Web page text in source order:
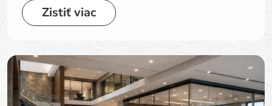
Zistiť viac